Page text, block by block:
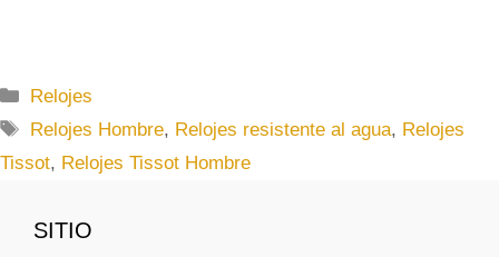
C
a
e
o
Relojes
E
t
u
Relojes Hombre, Relojes resistente al agua, Relojes
Tissot, Relojes Tissot Hombre
SITIO